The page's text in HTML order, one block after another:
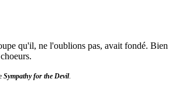
qu'il, ne l'oublions pas, avait fondé. Bien
Sympathy for the Devil.